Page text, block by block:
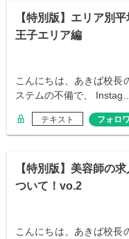
【特別版】エリア別
王子エリア編
こんにちは、あきば校長
ステムの不備で、 Instag…
テキスト フォロ
【特別版】美容師の
ついて！vo.2
こんにちは、あきば校長